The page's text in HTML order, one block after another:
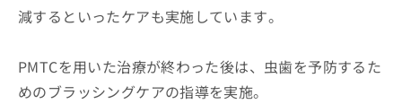
減するといったケアも実施しています。
PMTCを用いた治療が終わった後は、虫歯を予防するた
めのブラッシングケアの指導を実施。